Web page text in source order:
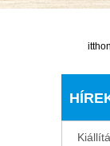
itthon